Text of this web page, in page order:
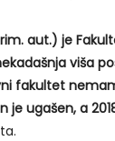
aut.) je
viša
fakultet
je ugašen, a